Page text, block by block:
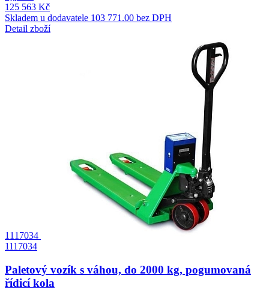
125 563 Kč
Skladem u dodavatele 103 771.00 bez DPH
Detail zboží
1117034
1117034
Paletový vozík s váhou, do 2000 kg, pogumovaná
řídicí kola